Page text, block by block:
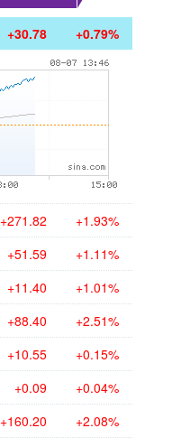
+30.78 +0.79%
+271.82 +1.93%
+51.59 +1.11%
+11.40 +1.01%
+88.40 +2.51%
+10.55 +0.15%
+0.09 +0.04%
+160.20 +2.08%